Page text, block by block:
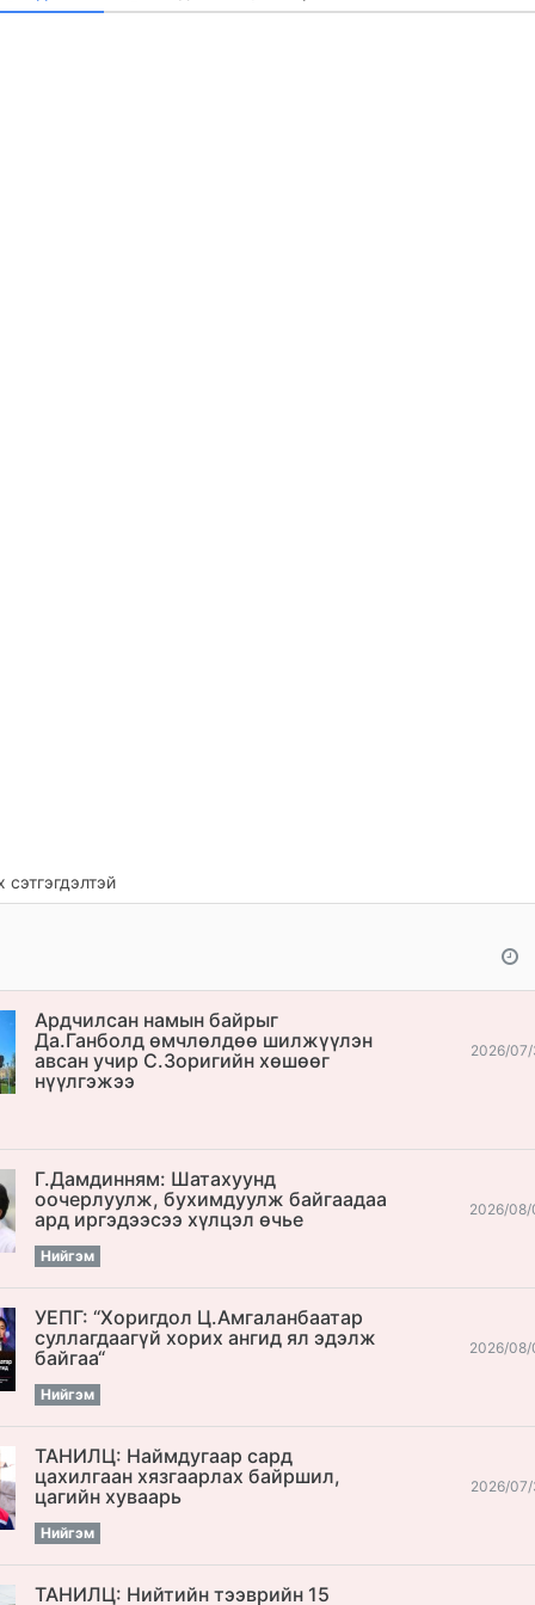
Ардчилсан намын байрыг
Да.Ганболд өмчлөлдөө шилжүүлэн
авсан учир С.Зоригийн хөшөөг
нүүлгэжээ
2026/07/
Г.Дамдинням: Шатахуунд
оочерлуулж, бухимдуулж байгаадаа
ард иргэдээсээ хүлцэл өчье
Нийгэм
2026/08/
УЕПГ: “Хоригдол Ц.Амгаланбаатар
cуллагдаагүй хорих ангид ял эдэлж
байгаа“
Нийгэм
2026/08/
ТАНИЛЦ: Наймдугаар сард
цахилгаан хязгаарлах байршил,
цагийн хуваарь
Нийгэм
2026/07/
ТАНИЛЦ: Нийтийн тээврийн 15